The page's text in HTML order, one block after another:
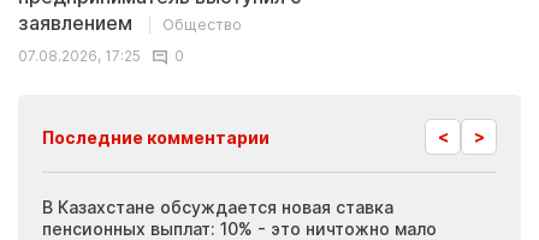
заявлением
Общество
07.08.2026, 17:25
0
Последние комментарии < >
В Казахстане обсуждается новая ставка
пенсионных выплат: 10% - это ничтожно мало